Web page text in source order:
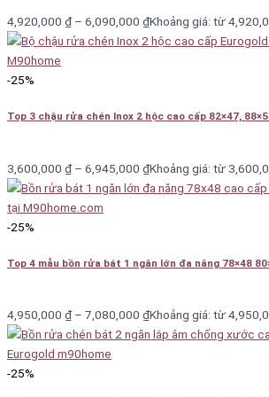
Tất cả đều giúp tối ưu diện tích, sắp xếp
dễ lấy.
Giá bát đĩa – Giải pháp sấy khô và úp
Giá bát đĩa Eurogold được thiết kếthông
chống gỉ sét, giữ chén bát khô ráo, sạch
Khi kết hợp vớikhay hứng nước
tiện dụng mà còn mang lại vẻ hiện đại cho
Một trong những sản phẩm đẳng cấp
bát nâng hạ tự động.
Với cơ chế thủy lực hoặc điện tử, giá nâng
dễ dàng kéo hạ giá bát xuống chỉ bằng
4,920,000 ₫ – 6,090,000 ₫Khoảng giá: từ
-25%
Top 3 chậu rửa chén Inox 2 hộc cao cấp 82×47,
3,600,000 ₫ – 6,945,000 ₫Khoảng giá: từ
-25%
Top 4 mẫu bồn rửa bát 1 ngăn lớn đa năng 78×48
4,950,000 ₫ – 7,080,000 ₫Khoảng giá: từ
-25%